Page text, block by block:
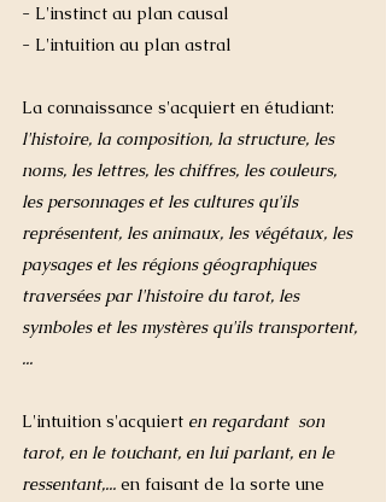
- L'instinct au plan causal
- L'intuition au plan astral
La connaissance s'acquiert en étudiant:
l'histoire, la composition, la structure, les
noms, les lettres, les chiffres, les couleurs,
les personnages et les cultures qu'ils
représentent, les animaux, les végétaux, les
paysages et les régions géographiques
traversées par l'histoire du tarot, les
symboles et les mystères qu'ils transportent,
...
L'intuition s'acquiert en regardant  son
tarot, en le touchant, en lui parlant, en le
ressentant,... en faisant de la sorte une